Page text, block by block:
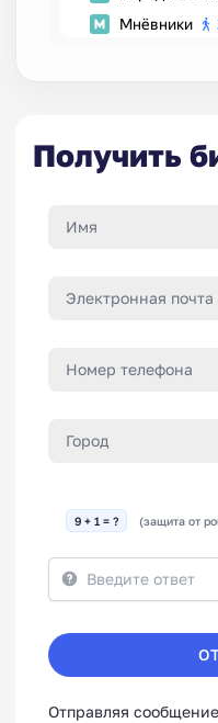
Получить
9 + 1 = ? (защита от
Отправляя